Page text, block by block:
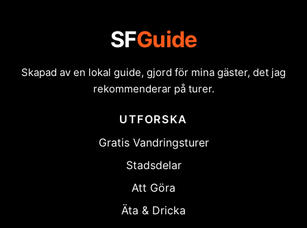
SFGuide
Skapad av en lokal guide, gjord för mina gäster, det jag
rekommenderar på turer.
UTFORSKA
Gratis Vandringsturer
Stadsdelar
Att Göra
Äta & Dricka